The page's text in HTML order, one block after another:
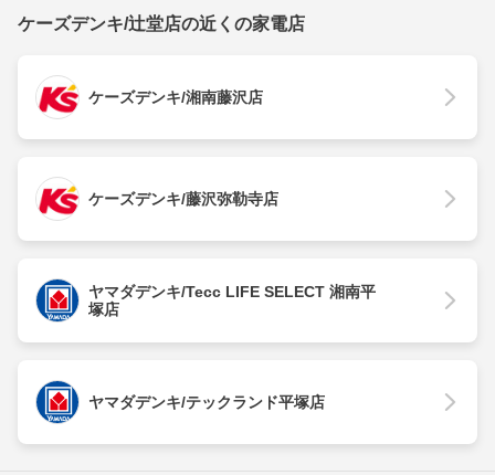
ケーズデンキ/辻堂店の近くの家電店
ケーズデンキ/湘南藤沢店
ケーズデンキ/藤沢弥勒寺店
ヤマダデンキ/Tecc LIFE SELECT 湘南平
塚店
ヤマダデンキ/テックランド平塚店